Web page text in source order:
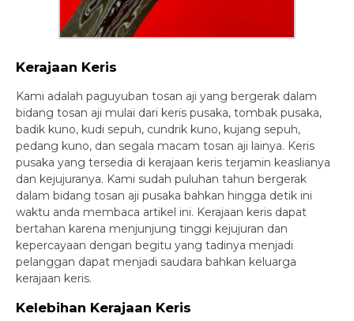
Kerajaan Keris
Kami adalah paguyuban tosan aji yang bergerak dalam
bidang tosan aji mulai dari keris pusaka, tombak pusaka,
badik kuno, kudi sepuh, cundrik kuno, kujang sepuh,
pedang kuno, dan segala macam tosan aji lainya. Keris
pusaka yang tersedia di kerajaan keris terjamin keaslianya
dan kejujuranya. Kami sudah puluhan tahun bergerak
dalam bidang tosan aji pusaka bahkan hingga detik ini
waktu anda membaca artikel ini. Kerajaan keris dapat
bertahan karena menjunjung tinggi kejujuran dan
kepercayaan dengan begitu yang tadinya menjadi
pelanggan dapat menjadi saudara bahkan keluarga
kerajaan keris.
Kelebihan Kerajaan Keris